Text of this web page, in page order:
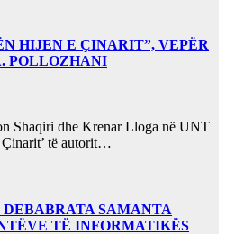
HIJEN E ÇINARIT”, VEPËR
POLLOZHANI
Shaqiri dhe Krenar Lloga në UNT
të autorit…
SAMANTA
TË INFORMATIKËS